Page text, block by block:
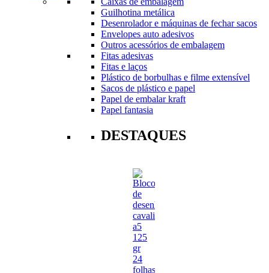
Guilhotina metálica
Desenrolador e máquinas de fechar sacos
Envelopes auto adesivos
Outros acessórios de embalagem
Fitas adesivas
Fitas e laços
Plástico de borbulhas e filme extensível
Sacos de plástico e papel
Papel de embalar kraft
Papel fantasia
DESTAQUES